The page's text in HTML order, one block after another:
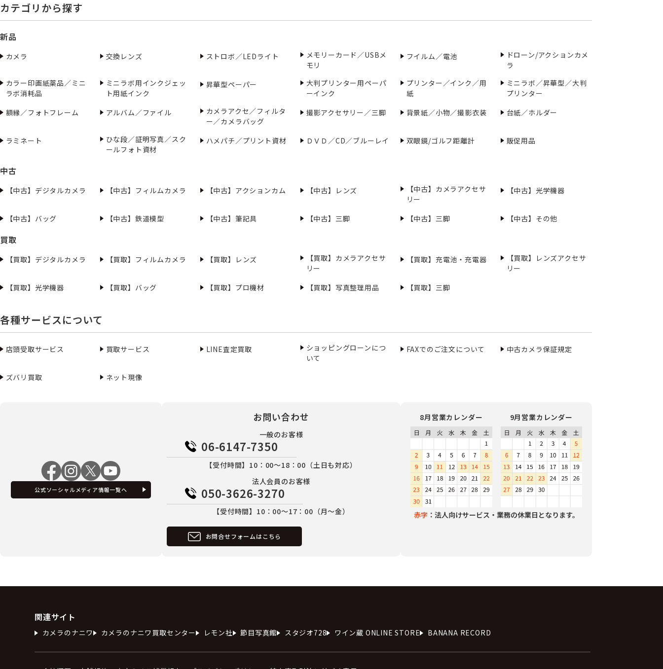
カテゴリから探す
新品
カメラ 交換レンズ ストロボ／LEDライト
メモリーカード／USBメ
モリ
フイルム／電池
ドローン/アクションカメ
ラ
カラー印画紙薬品／ミニ
ラボ消耗品
ミニラボ用インクジェッ
ト用紙インク
昇華型ペーパー
大判プリンター用ペーパ
ーインク
プリンター／インク／用
紙
ミニラボ／昇華型／大判
プリンター
額縁／フォトフレーム
アルバム／ファイル
カメラアクセ／フィルタ
ー／カメラバッグ
撮影アクセサリー／三脚 背景紙／小物／撮影衣装 台紙／ホルダー
ラミネート
ひな段／証明写真／スク
ールフォト資材
ハメパチ／プリント資材 ＤＶＤ／CD／ブルーレイ 双眼鏡/ゴルフ距離計 販促用品
中古
【中古】デジタルカメラ 【中古】フィルムカメラ 【中古】アクションカム 【中古】レンズ
【中古】カメラアクセサ
リー
【中古】光学機器
【中古】バッグ 【中古】鉄道模型 【中古】筆記具 【中古】三脚 【中古】三脚 【中古】その他
買取
【買取】デジタルカメラ 【買取】フィルムカメラ 【買取】レンズ
【買取】カメラアクセサ
リー
【買取】充電池・充電器
【買取】レンズアクセサ
リー
【買取】光学機器
【買取】バッグ 【買取】プロ機材 【買取】写真整理用品 【買取】三脚
各種サービスについて
店頭受取サービス 買取サービス LINE査定買取
ショッピングローンにつ
いて
FAXでのご注文について 中古カメラ保証規定
ズバリ買取 ネット現像
公式ソーシャルメディア情報一覧へ
お問い合わせ
一般のお客様
06-6147-7350
【受付時間】10：00～18：00（土日も対応）
法人会員のお客様
050-3626-3270
【受付時間】10：00～17：00（月～金）
お問合せフォームはこちら
8月営業カレンダー 9月営業カレンダー
赤字 ：法人向けサービス・業務の休業日となります。
関連サイト
カメラのナニワ カメラのナニワ買取センター レモン社 節目写真館 スタジオ728 ワイン蔵 ONLINE STORE BANANA RECORD